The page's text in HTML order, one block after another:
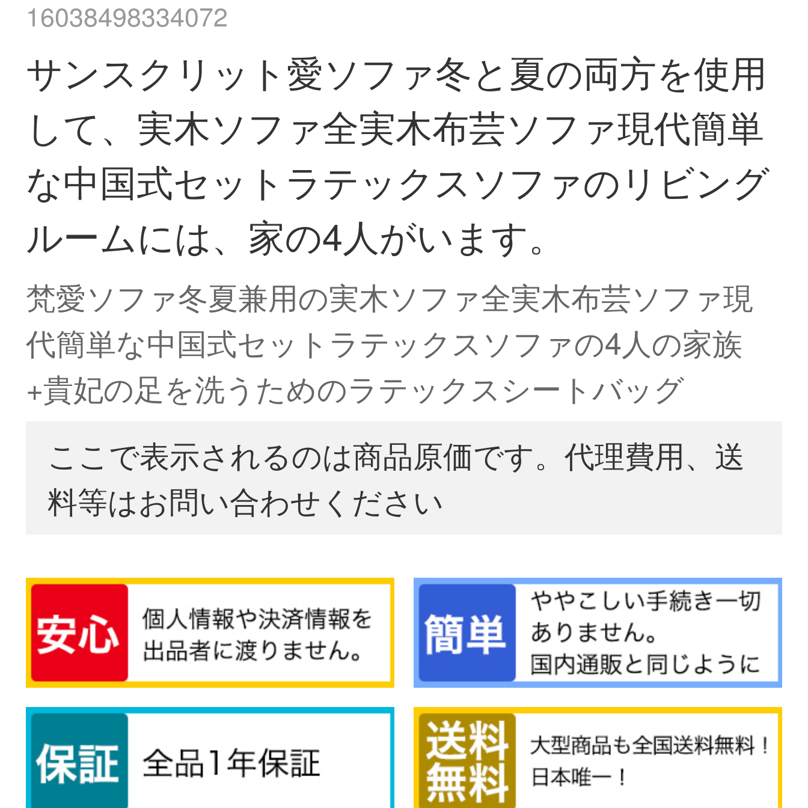
16038498334072
サンスクリット愛ソファ冬と夏の両方を使用
して、実木ソファ全実木布芸ソファ現代簡単
な中国式セットラテックスソファのリビング
ルームには、家の4人がいます。
梵愛ソファ冬夏兼用の実木ソファ全実木布芸ソファ現
代簡単な中国式セットラテックスソファの4人の家族
+貴妃の足を洗うためのラテックスシートバッグ
ここで表示されるのは商品原価です。代理費用、送
料等はお問い合わせください